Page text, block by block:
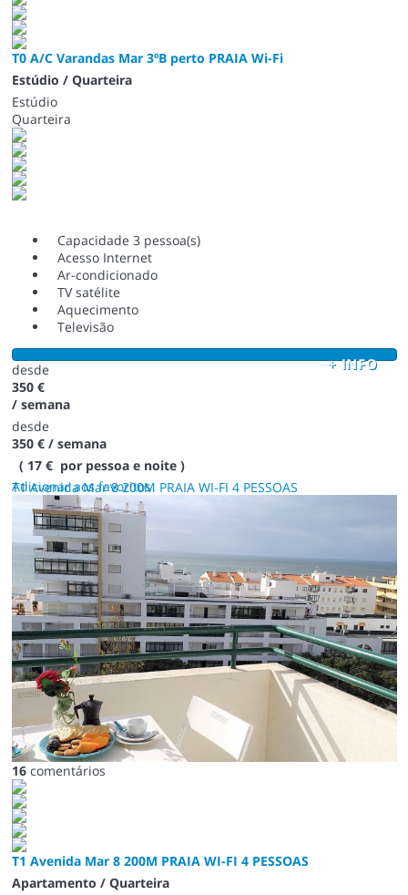
T0 A/C Varandas Mar 3ºB perto PRAIA Wi-Fi
Estúdio / Quarteira
Estúdio
Quarteira
Capacidade 3 pessoa(s)
Acesso Internet
Ar-condicionado
TV satélite
Aquecimento
Televisão
+ INFO
desde
350 €
/ semana
desde
350 €/ semana
( 17 € por pessoa e noite )
T1 Avenida Mar 8 200M PRAIA WI-FI 4 PESSOAS
Adicionar aos favoritos
16comentários
T1 Avenida Mar 8 200M PRAIA WI-FI 4 PESSOAS
Apartamento / Quarteira